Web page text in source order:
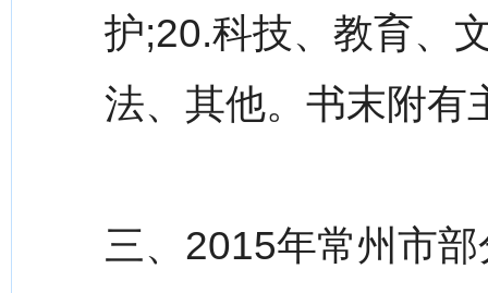
护;20.科技、教育、
法、其他。书末附有
三、2015年常州市